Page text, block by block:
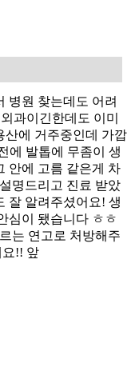
병원 찾는데도 어려
과이긴한데도 이미
산에 거주중인데 가깝
에 발톱에 무좀이 생
안에 고름 같은게 차
명드리고 진료 받았
잘 알려주셨어요! 생
심이 됐습니다 ㅎㅎ
는 연고로 처방해주
요!! 앞